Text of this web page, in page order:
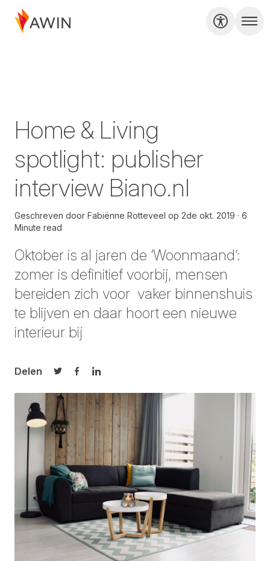
Home & Living
spotlight: publisher
interview Biano.nl
Geschreven door Fabiënne Rotteveel op 2de okt. 2019
6
Minute read
Oktober is al jaren de ‘Woonmaand’:
zomer is definitief voorbij, mensen
bereiden zich voor vaker binnenshuis
te blijven en daar hoort een nieuwe
interieur bij
Delen
Delen op Twitter
Delen op Facebook
Delen op LinkedIn